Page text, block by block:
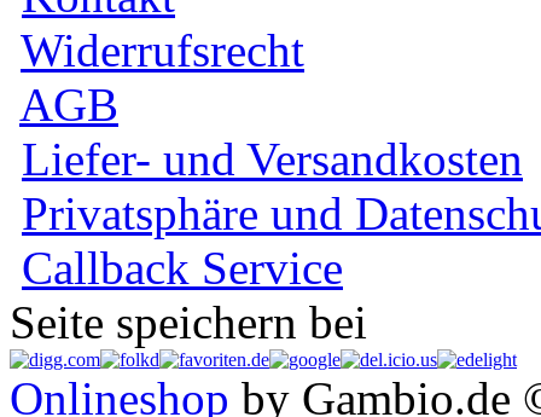
Widerrufsrecht
AGB
Liefer- und Versandkosten
Privatsphäre und
Callback Service
Seite speichern bei
Onlineshop by Gambio.de